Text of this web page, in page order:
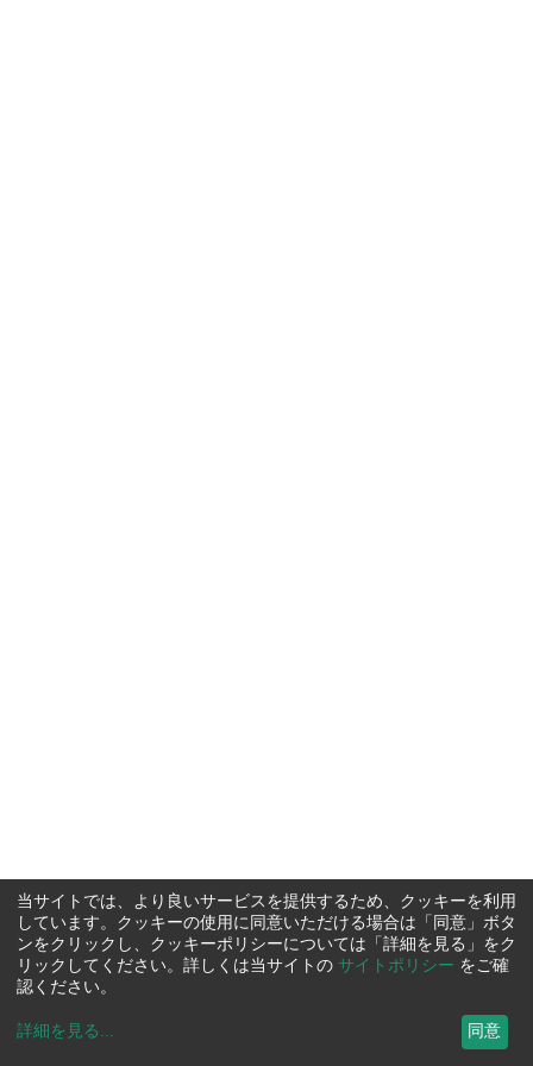
当サイトでは、より良いサービスを提供するため、クッキーを利用
しています。クッキーの使用に同意いただける場合は「同意」ボタ
ンをクリックし、クッキーポリシーについては「詳細を見る」をク
リックしてください。詳しくは当サイトの サイトポリシー をご確
認ください。
詳細を見る ... 同意